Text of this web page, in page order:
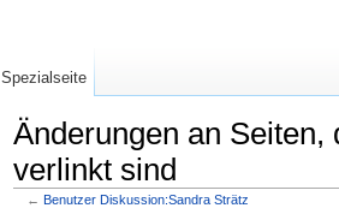
Änderungen an Seiten,
verlinkt sind
← Benutzer Diskussion:Sandra Strätz
Spezialseite